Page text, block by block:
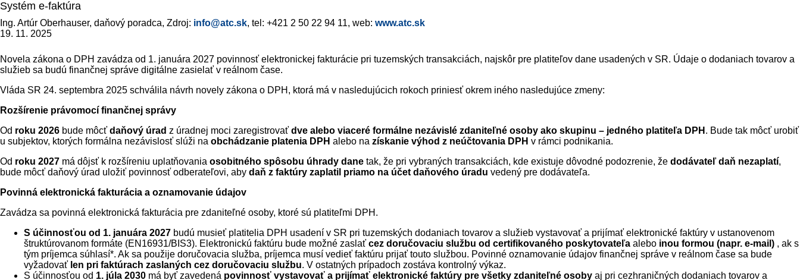
Systém e-faktúra
Ing. Artúr Oberhauser, daňový poradca, Zdroj: info@atc.sk, tel: +421 2 50 22 94 11, web: www.atc.sk
19. 11. 2025
Novela zákona o DPH zavádza od 1. januára 2027 povinnosť elektronickej fakturácie pri tuzemských transakciách, najskôr pre platiteľov dane usadených v SR. Údaje o dodaniach tovarov a
služieb sa budú finančnej správe digitálne zasielať v reálnom čase.
Vláda SR 24. septembra 2025 schválila návrh novely zákona o DPH, ktorá má v nasledujúcich rokoch priniesť okrem iného nasledujúce zmeny:
Rozšírenie právomocí finančnej správy
Od roku 2026 bude môcť daňový úrad z úradnej moci zaregistrovať dve alebo viaceré formálne nezávislé zdaniteľné osoby ako skupinu – jedného platiteľa DPH . Bude tak môcť urobiť
u subjektov, ktorých formálna nezávislosť slúži na obchádzanie platenia DPH alebo na získanie výhod z neúčtovania DPH v rámci podnikania.
Od roku 2027 má dôjsť k rozšíreniu uplatňovania osobitného spôsobu úhrady dane tak, že pri vybraných transakciách, kde existuje dôvodné podozrenie, že dodávateľ daň nezaplatí,
bude môcť daňový úrad uložiť povinnosť odberateľovi, aby daň z faktúry zaplatil priamo na účet daňového úradu vedený pre dodávateľa.
Povinná elektronická fakturácia a oznamovanie údajov
Zavádza sa povinná elektronická fakturácia pre zdaniteľné osoby, ktoré sú platiteľmi DPH.
S účinnosťou od 1. januára 2027 budú musieť platitelia DPH usadení v SR pri tuzemských dodaniach tovarov a služieb vystavovať a prijímať elektronické faktúry v ustanovenom
štruktúrovanom formáte (EN16931/BIS3). Elektronickú faktúru bude možné zaslať cez doručovaciu službu od certifikovaného poskytovateľa alebo inou formou (napr. e-mail) , ak s
tým príjemca súhlasí*. Ak sa použije doručovacia služba, príjemca musí vedieť faktúru prijať touto službou. Povinné oznamovanie údajov finančnej správe v reálnom čase sa bude
vyžadovať len pri faktúrach zaslaných cez doručovaciu službu. V ostatných prípadoch zostáva kontrolný výkaz.
S účinnosťou od 1. júla 2030 má byť zavedená povinnosť vystavovať a prijímať elektronické faktúry pre všetky zdaniteľné osoby aj pri cezhraničných dodaniach tovarov a